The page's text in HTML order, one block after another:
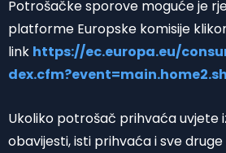
Potrošačke sporove moguće je
platforme Europske komisije
link https://ec.europa.eu/
Ukoliko potrošač prihvaća uvjete
obavijesti, isti prihvaća i sve